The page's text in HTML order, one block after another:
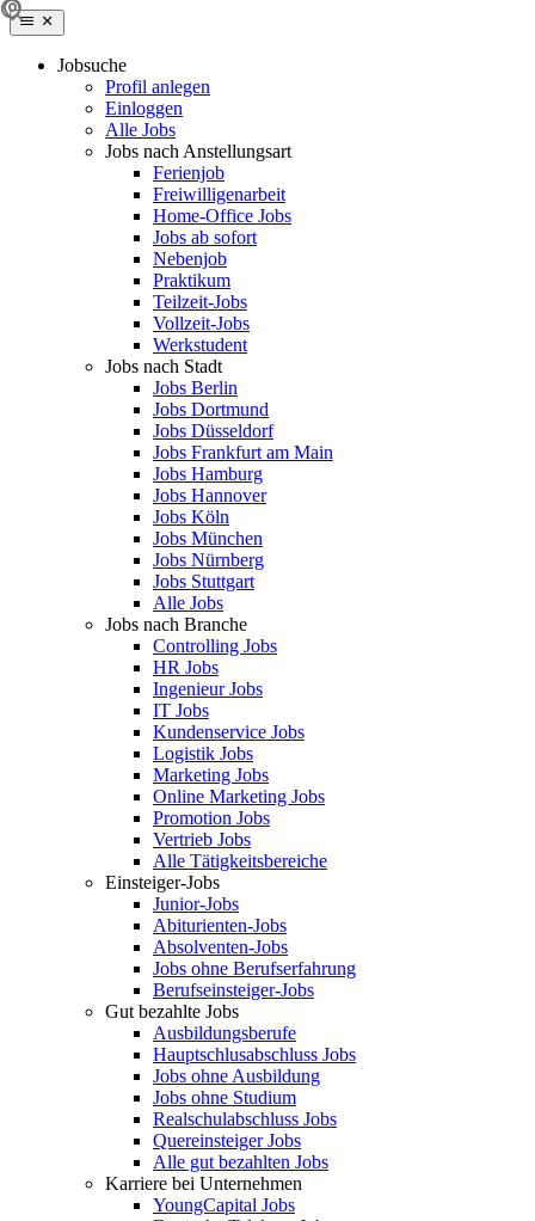
Jobsuche
Profil anlegen
Einloggen
Alle Jobs
Jobs nach Anstellungsart
Ferienjob
Freiwilligenarbeit
Home-Office Jobs
Jobs ab sofort
Nebenjob
Praktikum
Teilzeit-Jobs
Vollzeit-Jobs
Werkstudent
Jobs nach Stadt
Jobs Berlin
Jobs Dortmund
Jobs Düsseldorf
Jobs Frankfurt am Main
Jobs Hamburg
Jobs Hannover
Jobs Köln
Jobs München
Jobs Nürnberg
Jobs Stuttgart
Alle Jobs
Jobs nach Branche
Controlling Jobs
HR Jobs
Ingenieur Jobs
IT Jobs
Kundenservice Jobs
Logistik Jobs
Marketing Jobs
Online Marketing Jobs
Promotion Jobs
Vertrieb Jobs
Alle Tätigkeitsbereiche
Einsteiger-Jobs
Junior-Jobs
Abiturienten-Jobs
Absolventen-Jobs
Jobs ohne Berufserfahrung
Berufseinsteiger-Jobs
Gut bezahlte Jobs
Ausbildungsberufe
Hauptschlusabschluss Jobs
Jobs ohne Ausbildung
Jobs ohne Studium
Realschulabschluss Jobs
Quereinsteiger Jobs
Alle gut bezahlten Jobs
Karriere bei Unternehmen
YoungCapital Jobs